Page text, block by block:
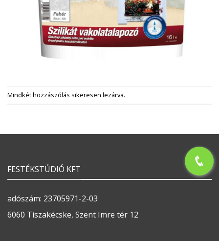
Mindkét hozzászólás sikeresen lezárva.
FESTÉKSTÚDIÓ KFT
adószám: 23705971-2-03
6060 Tiszakécske, Szent Imre tér 12